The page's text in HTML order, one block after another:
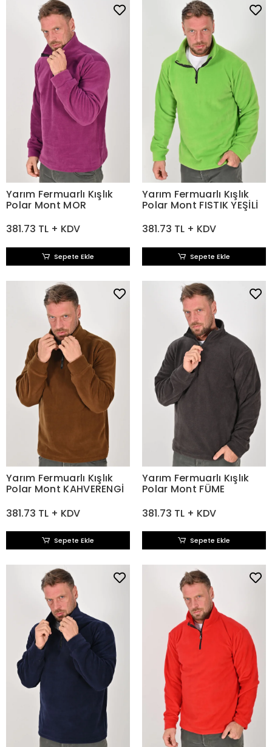
Yarım Fermuarlı Kışlık
Polar Mont MOR
381.73 TL + KDV
Sepete Ekle
Yarım Fermuarlı Kışlık
Polar Mont FISTIK YEŞİLİ
381.73 TL + KDV
Sepete Ekle
Yarım Fermuarlı Kışlık
Polar Mont KAHVERENGİ
381.73 TL + KDV
Sepete Ekle
Yarım Fermuarlı Kışlık
Polar Mont FÜME
381.73 TL + KDV
Sepete Ekle